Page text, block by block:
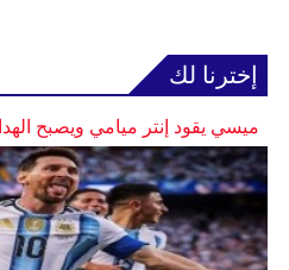
إخترنا لك
ميسي يقود إنتر ميامي ويصبح